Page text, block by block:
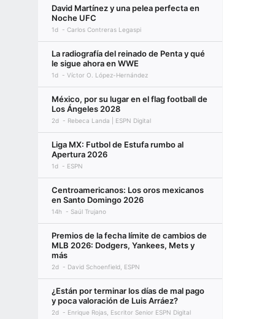
David Martínez y una pelea perfecta en
Noche UFC
1d Carlos Contreras Legaspi
La radiografía del reinado de Penta y qué
le sigue ahora en WWE
1d Víctor O. López-Hernández
México, por su lugar en el flag football de
Los Ángeles 2028
2d Rebeca Landa | ESPN Digital
Liga MX: Futbol de Estufa rumbo al
Apertura 2026
1d ESPN
Centroamericanos: Los oros mexicanos
en Santo Domingo 2026
14h Saúl Trujano
Premios de la fecha límite de cambios de
MLB 2026: Dodgers, Yankees, Mets y
más
2d David Schoenfield, ESPN
¿Están por terminar los días de mal pago
y poca valoración de Luis Arráez?
2d Enrique Rojas, Escritor Senior ESPN Digital